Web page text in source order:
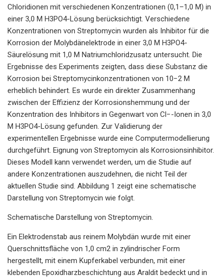
Chloridionen mit verschiedenen Konzentrationen (0,1–1,0 M) in
einer 3,0 M H3PO4-Lösung berücksichtigt. Verschiedene
Konzentrationen von Streptomycin wurden als Inhibitor für die
Korrosion der Molybdänelektrode in einer 3,0 M H3PO4-
Säurelösung mit 1,0 M Natriumchloridzusatz untersucht. Die
Ergebnisse des Experiments zeigten, dass diese Substanz die
Korrosion bei Streptomycinkonzentrationen von 10−2 M
erheblich behindert. Es wurde ein direkter Zusammenhang
zwischen der Effizienz der Korrosionshemmung und der
Konzentration des Inhibitors in Gegenwart von Cl−-Ionen in 3,0
M H3PO4-Lösung gefunden. Zur Validierung der
experimentellen Ergebnisse wurde eine Computermodellierung
durchgeführt. Eignung von Streptomycin als Korrosionsinhibitor.
Dieses Modell kann verwendet werden, um die Studie auf
andere Konzentrationen auszudehnen, die nicht Teil der
aktuellen Studie sind. Abbildung 1 zeigt eine schematische
Darstellung von Streptomycin wie folgt.
Schematische Darstellung von Streptomycin.
Ein Elektrodenstab aus reinem Molybdän wurde mit einer
Querschnittsfläche von 1,0 cm2 in zylindrischer Form
hergestellt, mit einem Kupferkabel verbunden, mit einer
klebenden Epoxidharzbeschichtung aus Araldit bedeckt und in